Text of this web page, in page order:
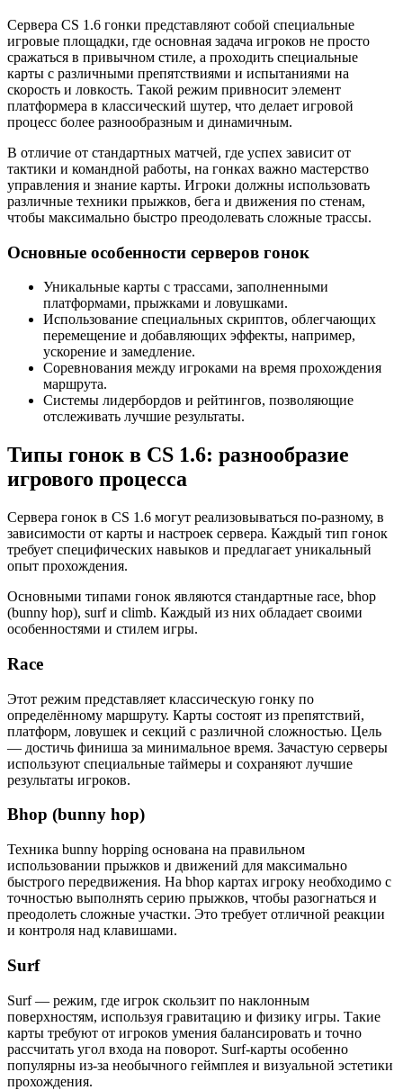
Сервера CS 1.6 гонки представляют собой специальные
игровые площадки, где основная задача игроков не просто
сражаться в привычном стиле, а проходить специальные
карты с различными препятствиями и испытаниями на
скорость и ловкость. Такой режим привносит элемент
платформера в классический шутер, что делает игровой
процесс более разнообразным и динамичным.
В отличие от стандартных матчей, где успех зависит от
тактики и командной работы, на гонках важно мастерство
управления и знание карты. Игроки должны использовать
различные техники прыжков, бега и движения по стенам,
чтобы максимально быстро преодолевать сложные трассы.
Основные особенности серверов гонок
Уникальные карты с трассами, заполненными
платформами, прыжками и ловушками.
Использование специальных скриптов, облегчающих
перемещение и добавляющих эффекты, например,
ускорение и замедление.
Соревнования между игроками на время прохождения
маршрута.
Системы лидербордов и рейтингов, позволяющие
отслеживать лучшие результаты.
Типы гонок в CS 1.6: разнообразие
игрового процесса
Сервера гонок в CS 1.6 могут реализовываться по-разному, в
зависимости от карты и настроек сервера. Каждый тип гонок
требует специфических навыков и предлагает уникальный
опыт прохождения.
Основными типами гонок являются стандартные race, bhop
(bunny hop), surf и climb. Каждый из них обладает своими
особенностями и стилем игры.
Race
Этот режим представляет классическую гонку по
определённому маршруту. Карты состоят из препятствий,
платформ, ловушек и секций с различной сложностью. Цель
— достичь финиша за минимальное время. Зачастую серверы
используют специальные таймеры и сохраняют лучшие
результаты игроков.
Bhop (bunny hop)
Техника bunny hopping основана на правильном
использовании прыжков и движений для максимально
быстрого передвижения. На bhop картах игроку необходимо с
точностью выполнять серию прыжков, чтобы разогнаться и
преодолеть сложные участки. Это требует отличной реакции
и контроля над клавишами.
Surf
Surf — режим, где игрок скользит по наклонным
поверхностям, используя гравитацию и физику игры. Такие
карты требуют от игроков умения балансировать и точно
рассчитать угол входа на поворот. Surf-карты особенно
популярны из-за необычного геймплея и визуальной эстетики
прохождения.